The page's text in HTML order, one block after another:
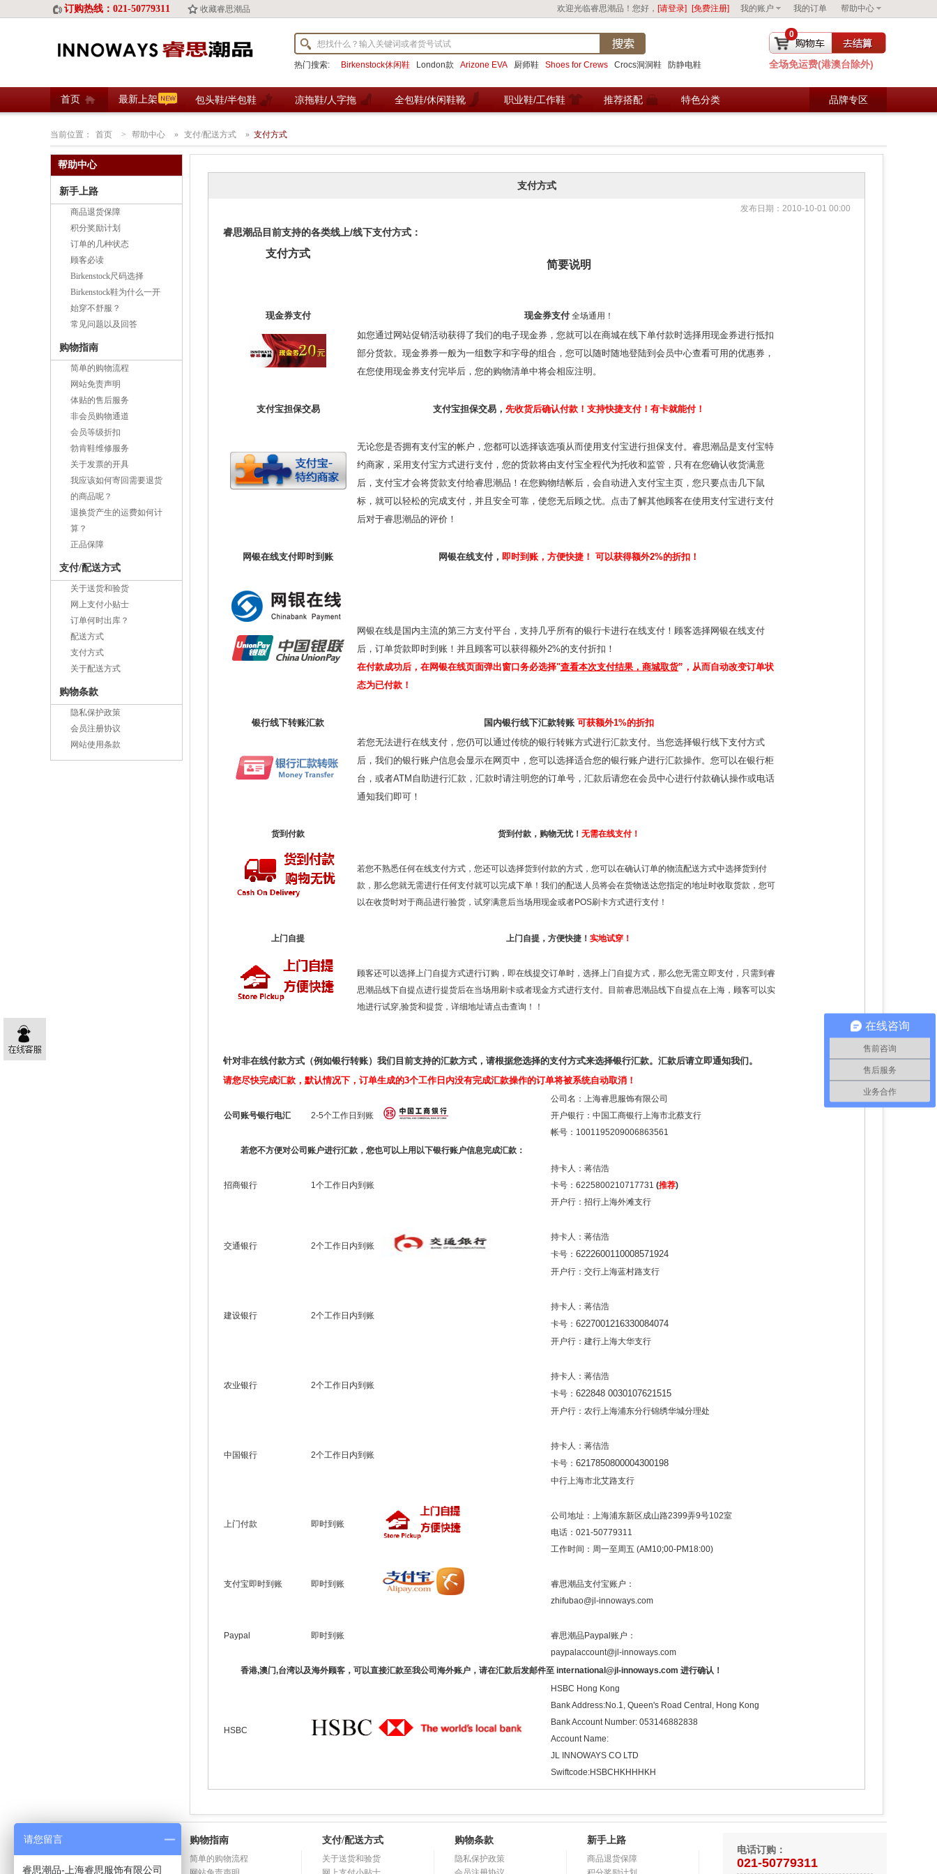
订购热线：021-50779311 收藏睿思潮品 帮助中心
我的订单
我的账户
欢迎光临睿思潮品！您好， [请登录] [免费注册]
热门搜索: Birkenstock休闲鞋 London款 Arizone EVA 厨师鞋 Shoes for Crews Crocs洞洞鞋 防静电鞋 去购物车结算
0
全场免运费(港澳台除外)
首页 最新上架 包头鞋/半包鞋 凉拖鞋/人字拖 全包鞋/休闲鞋靴 职业鞋/工作鞋 推荐搭配 特色分类 品牌专区
当前位置： 首页 > 帮助中心 » 支付/配送方式 » 支付方式
支付方式
发布日期：2010-10-01 00:00
睿思潮品目前支持的各类线上/线下支付方式：
支付方式
简要说明
现金券支付 现金券支付全场通用！
如您通过网站促销活动获得了我们的电子现金券，您就可以在商城在线下单付款时选择用现金券进行抵扣
部分货款。现金券券一般为一组数字和字母的组合，您可以随时随地登陆到会员中心查看可用的优惠券，
在您使用现金券支付完毕后，您的购物清单中将会相应注明。
支付宝担保交易 支付宝担保交易， 先收货后确认付款！ 支持快捷支付！有卡就能付！
无论您是否拥有支付宝的帐户，您都可以选择该选项从而使用支付宝进行担保支付。睿思潮品是支付宝特
约商家，采用支付宝方式进行支付，您的货款将由支付宝全程代为托收和监管，只有在您确认收货满意
后，支付宝才会将货款支付给睿思潮品 ！在您购物结帐后，会自动进入支付宝主页，您只要点击几下鼠
标，就可以轻松的完成支付，并且安全可靠，使您无后顾之忧。 点击了解其他顾客在使用支付宝进行支付
后对于睿思潮品的评价！
网银在线支付即时到账 网银在线支付， 即时到账，方便快捷！ 可以获得额外2%的折扣！
网银在线是国内主流的第三方支付平台，支持几乎所有的银行卡进行在线支付！顾客选择网银在线支付
后，订单货款即时到账！并且顾客可以获得额外2%的支付折扣 ！
在付款成功后，在网银在线页面弹出窗口务必选择"查看本次支付结果，商城取货”，从而自动改变订单状
态为已付款！
银行线下转账汇款 国内银行线下汇款转账 可获额外1%的折扣
若您无法进行在线支付，您仍可以通过传统的银行转账方式进行汇款支付。当您选择银行线下支付方式
后，我们的银行账户信息会显示在网页中，您可以选择适合您的银行账户进行汇款操作。您可以在银行柜
台，或者ATM自助进行汇款，汇款时请注明您的订单号，汇款后请您在会员中心进行付款确认操作或电话
通知我们即可！
货到付款 货到付款，购物无忧！ 无需在线支付！
若您不熟悉任何在线支付方式，您还可以选择货到付款的方式，您可以在确认订单的物流配送方式中选择货到付
款，那么您就无需进行任何支付就可以完成下单！我们的配送人员将会在货物送达您指定的地址时收取货款，您可
以在收货时对于商品进行验货，试穿满意后当场用现金或者POS刷卡方式进行支付！
上门自提 上门自提，方便快捷！ 实地试穿！
顾客还可以选择上门自提方式进行订购，即在线提交订单时，选择上门自提方式，那么您无需立即支付，只需到睿
思潮品线下自提点进行提货后在当场用刷卡或者现金方式进行支付。目前睿思潮品线下自提点在上海，顾客可以实
地进行试穿,验货和提货， 详细地址请点击查询！ ！
针对非在线付款方式（例如银行转账） 我们目前支持的汇款方式，请根据您选择的支付方式来选择银行汇款。汇款后请立即通知我们。
请您尽快完成汇款，默认情况下，订单生成的3个工作日内没有完成汇款操作的订单将被系统自动取消！
公司账号银行电汇 2-5个工作日到账
公司名：上海睿思服饰有限公司
开户银行：中国工商银行上海市北蔡支行
帐号：1001195209006863561
若您不方便对公司账户进行汇款，您也可以上用以下银行账户信息完成汇款：
招商银行 1个工作日内到账
持卡人：蒋佶浩
卡号：6225800210717731 (推荐)
开户行：招行上海外滩支行
交通银行 2个工作日内到账
持卡人：蒋佶浩
卡号： 6222600110008571924
开户行：交行上海蓝村路支行
建设银行 2个工作日内到账
持卡人：蒋佶浩
卡号： 6227001216330084074
开户行：建行上海大华支行
农业银行 2个工作日内到账
持卡人：蒋佶浩
卡号： 622848 0030107621515
开户行：农行上海浦东分行锦绣华城分理处
中国银行 2个工作日内到账
持卡人：蒋佶浩
卡号： 6217850800004300198
中行上海市北艾路支行
上门付款 即时到账
公司地址：上海浦东新区成山路2399弄9号102室
电话：021-50779311
工作时间：周一至周五 (AM10;00-PM18:00)
支付宝即时到账 即时到账
睿思潮品支付宝账户：
zhifubao@jl-innoways.com
Paypal 即时到账
睿思潮品Paypal账户：
paypalaccount@jl-innoways.com
香港,澳门,台湾以及海外顾客，可以直接汇款至我公司海外账户，请在汇款后发邮件至 international@jl-innoways.com 进行确认！
HSBC
HSBC Hong Kong
Bank Address:No.1, Queen's Road Central, Hong Kong
Bank Account Number: 053146882838
Account Name:
JL INNOWAYS CO LTD
Swiftcode:HSBCHKHHHKH
帮助中心
新手上路
商品退货保障
积分奖励计划
订单的几种状态
顾客必读
Birkenstock尺码选择
Birkenstock鞋为什么一开
始穿不舒服？
常见问题以及回答
购物指南
简单的购物流程
网站免责声明
体贴的售后服务
非会员购物通道
会员等级折扣
勃肯鞋维修服务
关于发票的开具
我应该如何寄回需要退货
的商品呢？
退换货产生的运费如何计
算？
正品保障
支付/配送方式
关于送货和验货
网上支付小贴士
订单何时出库？
配送方式
支付方式
关于配送方式
购物条款
隐私保护政策
会员注册协议
网站使用条款
新手上路 购物指南
简单的购物流程
支付/配送方式
关于送货和验货
购物条款
隐私保护政策
新手上路
商品退货保障
电话订购：
021-50779311
在线咨询
售前咨询
售后服务
业务合作
请您留言
睿思潮品-上海睿思服饰有限公司